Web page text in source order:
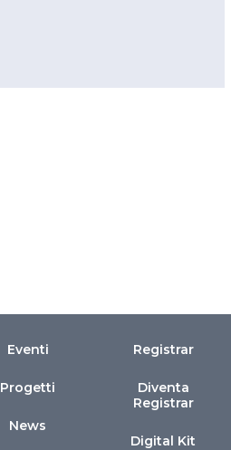
Eventi
Progetti
News
Registrar
Diventa
Registrar
Digital Kit